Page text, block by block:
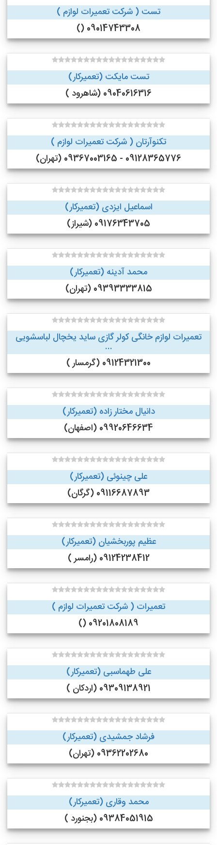
تست ( شرکت تعمیرات لوازم )
09014743308 ()
تست مایکت (تعمیرکار)
09040616316 (شاهرود )
تکنوآرتان ( شرکت تعمیرات لوازم )
09128365776 - 09367003165 (تهران)
اسماعیل ایزدی (تعمیرکار)
09176343705 (شیراز)
محمد آدینه (تعمیرکار)
09393333815 (تهران)
تعمیرات لوازم خانگی کولر گازی ساید یخچال لباسشویی
...
09124321300 (گرمسار )
دانیال مختار زاده (تعمیرکار)
09920646634 (اصفهان)
علی چینوئی (تعمیرکار)
09116687893 (گرگان)
عظیم پوربخشیان (تعمیرکار)
09124238412 (رامسر )
تعمیرات ( شرکت تعمیرات لوازم )
09201808189 ()
علی طهماسبی (تعمیرکار)
09309138921 (اردکان )
فرشاد جمشیدی (تعمیرکار)
09362202680 (تهران)
محمد وقاری (تعمیرکار)
09384051915 (بجنورد )